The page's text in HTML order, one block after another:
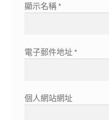
顯示名稱 *
電子郵件地址 *
個人網站網址